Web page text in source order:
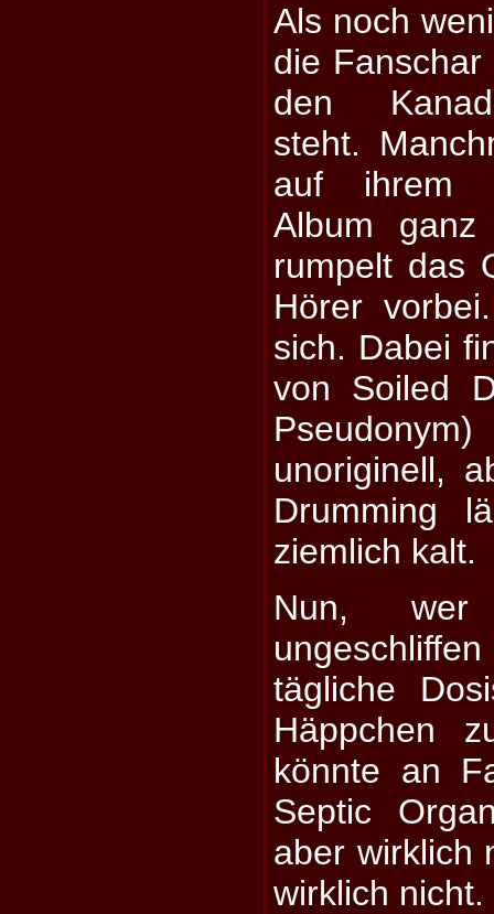
Als noch
die
den
steht.
auf ihrem
Album
rumpelt das
Hörer
sich. Dabei
von Soiled
unoriginell,
Drumming
ziemlich kalt.
Nun,
tägliche
Häppchen
könnte an
Septic
aber wirklich
wirklich nicht.